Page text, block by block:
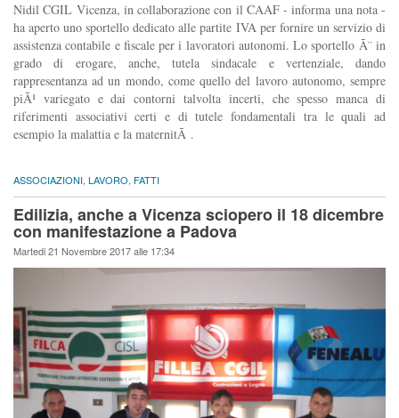
Nidil CGIL Vicenza, in collaborazione con il CAAF - informa una nota -
ha aperto uno sportello dedicato alle partite IVA per fornire un servizio di
assistenza contabile e fiscale per i lavoratori autonomi. Lo sportello Ã¨ in
grado di erogare, anche, tutela sindacale e vertenziale, dando
rappresentanza ad un mondo, come quello del lavoro autonomo, sempre
piÃ¹ variegato e dai contorni talvolta incerti, che spesso manca di
riferimenti associativi certi e di tutele fondamentali tra le quali ad
esempio la malattia e la maternitÃ .
ASSOCIAZIONI, LAVORO, FATTI
Edilizia, anche a Vicenza sciopero il 18 dicembre
con manifestazione a Padova
Martedi 21 Novembre 2017 alle 17:34